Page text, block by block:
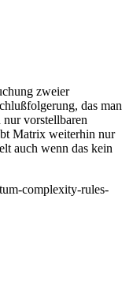
zweier
das man
vorstellbaren
Matrix weiterhin nur
auch wenn das kein
complexity-rules-